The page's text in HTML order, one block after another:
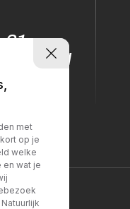
61
met
op je
welke
en wat je